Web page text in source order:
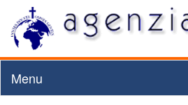
Menu